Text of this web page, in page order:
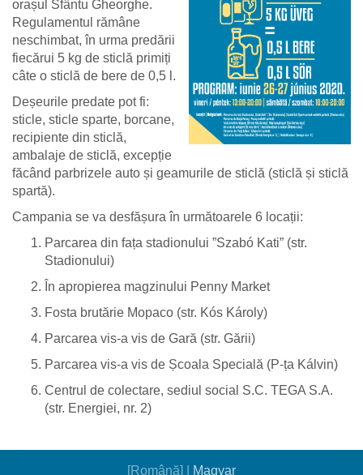
orașul Sfântu Gheorghe.
Regulamentul rămâne
neschimbat, în urma predării
fiecărui 5 kg de sticlă primiți
câte o sticlă de bere de 0,5 l.
Deșeurile predate pot fi:
sticle, sticle sparte, borcane,
recipiente din sticlă,
ambalaje de sticlă, excepție
făcând parbrizele auto și geamurile de sticlă (sticlă și sticlă
spartă).
Campania se va desfășura în următoarele 6 locații:
Parcarea din fața stadionului ”Szabó Kati” (str.
Stadionului)
În apropierea magzinului Penny Market
Fosta brutărie Mopaco (str. Kós Károly)
Parcarea vis-a vis de Gară (str. Gării)
Parcarea vis-a vis de Școala Specială (P-ța Kálvin)
Centrul de colectare, sediul social S.C. TEGA S.A.
(str. Energiei, nr. 2)
[Română] Magyar